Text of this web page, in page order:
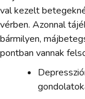
val kezelt
vérben. Azonnal
bármilyen,
pontban vannak